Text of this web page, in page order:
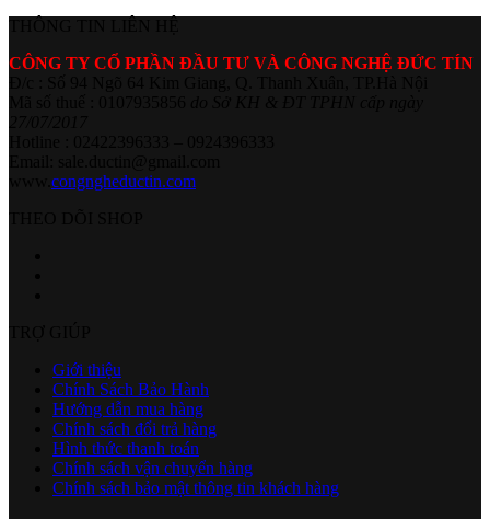
CÔNG TY CỔ PHẦN ĐẦU TƯ VÀ CÔNG NGHỆ ĐỨC TÍN
congngheductin.com
Giới thiệu
Chính Sách Bảo Hành
Hướng dẫn mua hàng
Chính sách đổi trả hàng
Hình thức thanh toán
Chính sách vận chuyển hàng
Chính sách bảo mật thông tin khách hàng